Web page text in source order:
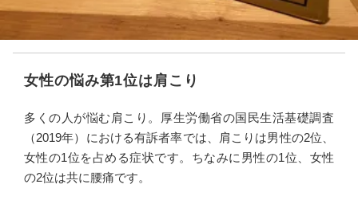
女性の悩み第1位は肩こり
多くの人が悩む肩こり。厚生労働省の国民生活基礎調査
（2019年）における有訴者率では、肩こりは男性の2位、
女性の1位を占める症状です。ちなみに男性の1位、女性
の2位は共に腰痛です。